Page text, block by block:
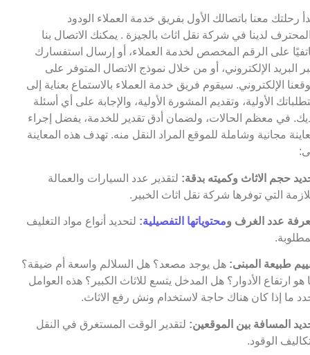
رحلتك معنا باتصالك الأول بفريق خدمة العملاء الودود
لدينا في شركة نقل اثاث بالجيزة . يمكنك الاتصال بنا
على الرقم المخصص لخدمة العملاء، أو إرسال استفسارك
البريد الإلكتروني، أو من خلال نموذج الاتصال المتوفر على
الإلكتروني. سيقوم فريق خدمة العملاء بالاستماع بعناية إلى
الأولية، وتقديم المشورة الأولية، والإجابة على أي أسئلة
في معظم الحالات، ولضمان أدق تقدير للخدمة، يفضل إجراء
مجانية وشاملة للموقع المراد النقل منه. تهدف هذه المعاينة
حجم الاثاث وكميته بدقة: لتقدير عدد السيارات والعمالة
التي توفرها شركة نقل اثاث الخبير.
عدد الغرف ومحتوياتها التفصيلية: لتحديد أنواع مواد التغليف
طبيعة المبنى: هل يوجد مصعد؟ هل السلالم واسعة أم ضيقة؟
هو ارتفاع الأدوار؟ هل المدخل يتسع للاثاث الكبير؟ هذه العوامل
ما إذا كان هناك حاجة لاستخدام ونش رفع الاثاث.
المسافة بين الموقعين: لتقدير الوقت المستغرق في النقل
الوقود.